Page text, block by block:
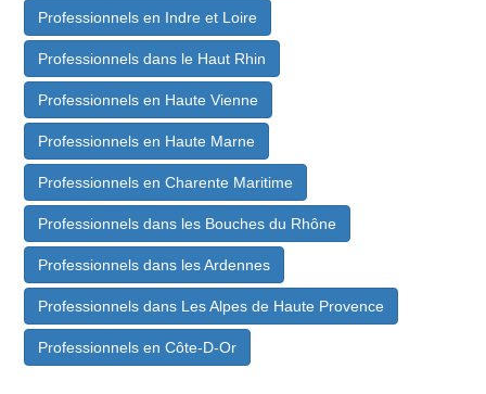
Professionnels en Indre et Loire
Professionnels dans le Haut Rhin
Professionnels en Haute Vienne
Professionnels en Haute Marne
Professionnels en Charente Maritime
Professionnels dans les Bouches du Rhône
Professionnels dans les Ardennes
Professionnels dans Les Alpes de Haute Provence
Professionnels en Côte-D-Or